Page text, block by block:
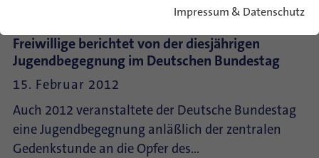
Impressum & Datenschutz
Freiwillige berichtet von der diesjährigen
Jugendbegegnung im Deutschen Bundestag
15. Februar 2012
Auch 2012 veranstaltete der Deutsche Bundestag
eine Jugendbegegnung anläßlich der zentralen
Gedenkstunde an die Opfer des…